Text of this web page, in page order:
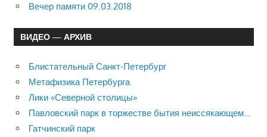
Вечер памяти 09.03.2018
ВИДЕО — АРХИВ
Блистательный Санкт-Петербург
Метафизика Петербурга
Лики «Северной столицы»
Павловский парк в торжестве бытия неиссякающем…
Гатчинский парк